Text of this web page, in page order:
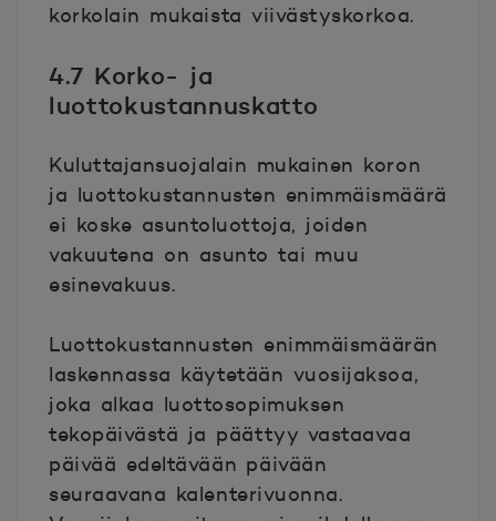
korkolain mukaista viivästyskorkoa.
4.7 Korko- ja
luottokustannuskatto
Kuluttajansuojalain mukainen koron
ja luottokustannusten enimmäismäärä
ei koske asuntoluottoja, joiden
vakuutena on asunto tai muu
esinevakuus.
Luottokustannusten enimmäismäärän
laskennassa käytetään vuosijaksoa,
joka alkaa luottosopimuksen
tekopäivästä ja päättyy vastaavaa
päivää edeltävään päivään
seuraavana kalenterivuonna.